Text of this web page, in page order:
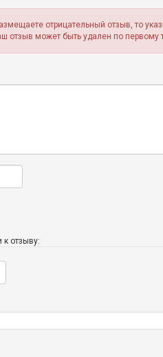
отрицательный отзыв, то
отзыв может быть удален по первому
к отзыву: